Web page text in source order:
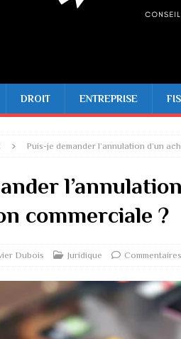
DROIT ENTREPRISE
Puis-je demander l’annulation d’un
commerciale ?
Dubois Juridique